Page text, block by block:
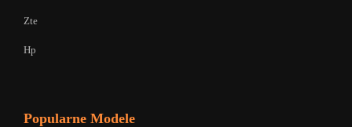
Zte
Hp
Popularne Modele